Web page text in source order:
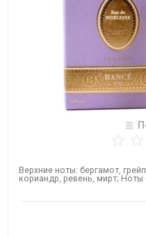
Верхние ноты: бергамот,
кориандр, ревень, мирт; Ноты